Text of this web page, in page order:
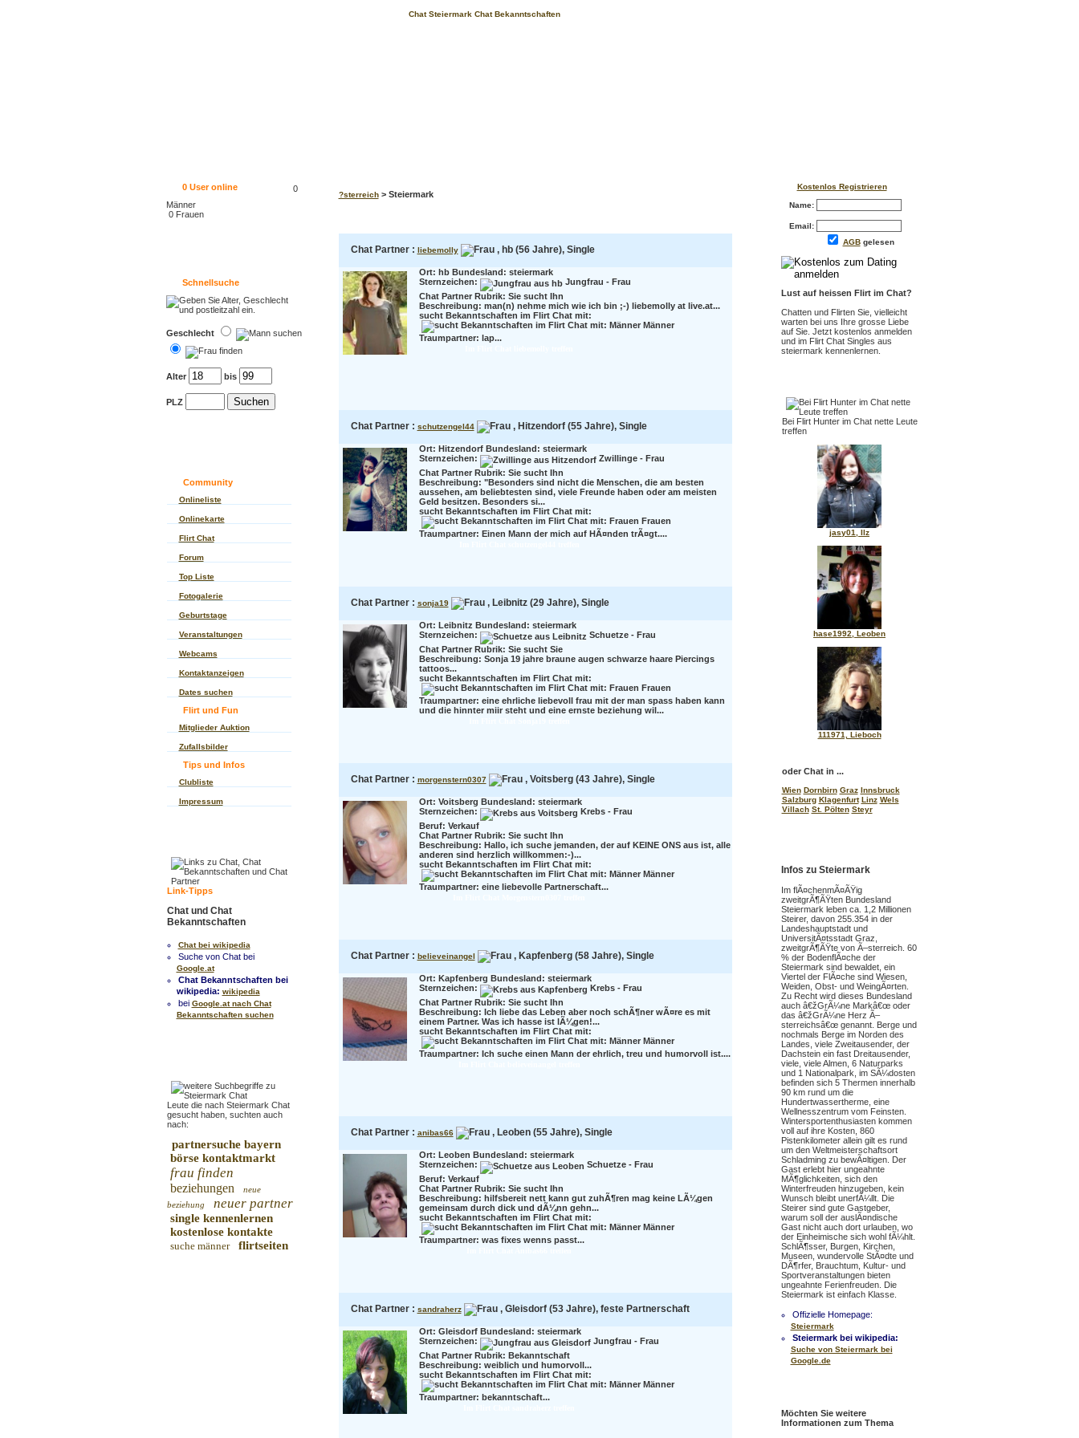
Chat Steiermark Chat Bekanntschaften
0User online
0
Männer
0 Frauen
Schnellsuche
Geschlecht
Alter bis
PLZ
Community
Onlineliste
Onlinekarte
Flirt Chat
Forum
Top Liste
Fotogalerie
Geburtstage
Veranstaltungen
Webcams
Kontaktanzeigen
Dates suchen
Flirt und Fun
Mitglieder Auktion
Zufallsbilder
Tips und Infos
Clubliste
Impressum
Link-Tipps
Chat und Chat
Bekanntschaften
Chat bei wikipedia
Suche von Chat bei
Google.at
Chat Bekanntschaften bei
wikipedia: wikipedia
bei Google.at nach Chat
Bekanntschaften suchen
Leute die nach Steiermark Chat
gesucht haben, suchten auch
nach:
partnersuche bayern
börse kontaktmarkt
frau finden
beziehungen
neue
beziehung
neuer partner
single kennenlernen
kostenlose kontakte
suche männer flirtseiten
Kostenlos Registrieren
Name:
Email:
AGBgelesen
Lust auf heissen Flirt im Chat?
Chatten und Flirten Sie, vielleicht
warten bei uns Ihre grosse Liebe
auf Sie. Jetzt kostenlos anmelden
und im Flirt Chat Singles aus
steiermark kennenlernen.
Bei Flirt Hunter im Chat nette Leute
treffen
jasy01, Ilz
hase1992, Leoben
111971, Lieboch
oder Chat in ...
Wien Dornbirn Graz Innsbruck
Salzburg Klagenfurt Linz Wels
Villach St. Pölten Steyr
Infos zu Steiermark
Im flÃ¤chenmÃ¤ÃŸig
zweitgrÃ¶ÃŸten Bundesland
Steiermark leben ca. 1,2 Millionen
Steirer, davon 255.354 in der
Landeshauptstadt und
UniversitÃ¤tsstadt Graz,
zweitgrÃ¶ÃŸte von Ã–sterreich. 60
% der BodenflÃ¤che der
Steiermark sind bewaldet, ein
Viertel der FlÃ¤che sind Wiesen,
Weiden, Obst- und WeingÃ¤rten.
Zu Recht wird dieses Bundesland
auch â€žGrÃ¼ne Markâ€œ oder
das â€žGrÃ¼ne Herz Ã–
sterreichsâ€œ genannt. Berge und
nochmals Berge im Norden des
Landes, viele Zweitausender, der
Dachstein ein fast Dreitausender,
viele, viele Almen, 6 Naturparks
und 1 Nationalpark, im SÃ¼dosten
befinden sich 5 Thermen innerhalb
90 km rund um die
Hundertwassertherme, eine
Wellnesszentrum vom Feinsten.
Wintersportenthusiasten kommen
voll auf ihre Kosten, 860
Pistenkilometer allein gilt es rund
um den Weltmeisterschaftsort
Schladming zu bewÃ¤ltigen. Der
Gast erlebt hier ungeahnte
MÃ¶glichkeiten, sich den
Winterfreuden hinzugeben, kein
Wunsch bleibt unerfÃ¼llt. Die
Steirer sind gute Gastgeber,
warum soll der auslÃ¤ndische
Gast nicht auch dort urlauben, wo
der Einheimische sich wohl fÃ¼hlt.
SchlÃ¶sser, Burgen, Kirchen,
Museen, wundervolle StÃ¤dte und
DÃ¶rfer, Brauchtum, Kultur- und
Sportveranstaltungen bieten
ungeahnte Ferienfreuden. Die
Steiermark ist einfach Klasse.
Offizielle Homepage:
Steiermark
Steiermark bei wikipedia:
Suche von Steiermark bei
Google.de
Möchten Sie weitere
Informationen zum Thema
?sterreich> Steiermark
Chat Partner : liebemolly , hb (56 Jahre), Single
Ort: hb Bundesland: steiermark
Sternzeichen:
Jungfrau - Frau
Chat Partner Rubrik: Sie sucht Ihn
Beschreibung: man(n) nehme mich wie ich bin ;-) liebemolly at live.at...
sucht Bekanntschaften im Flirt Chat mit:
Männer
Traumpartner: lap...
Chat Partner : schutzengel44 , Hitzendorf (55 Jahre), Single
Ort: Hitzendorf Bundesland: steiermark
Sternzeichen:
Zwillinge - Frau
Chat Partner Rubrik: Sie sucht Ihn
Beschreibung: "Besonders sind nicht die Menschen, die am besten
aussehen, am beliebtesten sind, viele Freunde haben oder am meisten
Geld besitzen. Besonders si...
sucht Bekanntschaften im Flirt Chat mit:
Frauen
Traumpartner: Einen Mann der mich auf HÃ¤nden trÃ¤gt....
Chat Partner : sonja19 , Leibnitz (29 Jahre), Single
Ort: Leibnitz Bundesland: steiermark
Sternzeichen:
Schuetze - Frau
Chat Partner Rubrik: Sie sucht Sie
Beschreibung: Sonja 19 jahre braune augen schwarze haare Piercings
tattoos...
sucht Bekanntschaften im Flirt Chat mit:
Frauen
Traumpartner: eine ehrliche liebevoll frau mit der man spass haben kann
und die hinnter miir steht und eine ernste beziehung wil...
Chat Partner : morgenstern0307 , Voitsberg (43 Jahre), Single
Ort: Voitsberg Bundesland: steiermark
Sternzeichen:
Krebs - Frau
Beruf: Verkauf
Chat Partner Rubrik: Sie sucht Ihn
Beschreibung: Hallo, ich suche jemanden, der auf KEINE ONS aus ist, alle
anderen sind herzlich willkommen:-)...
sucht Bekanntschaften im Flirt Chat mit:
Männer
Traumpartner: eine liebevolle Partnerschaft...
Chat Partner : believeinangel , Kapfenberg (58 Jahre), Single
Ort: Kapfenberg Bundesland: steiermark
Sternzeichen:
Krebs - Frau
Chat Partner Rubrik: Sie sucht Ihn
Beschreibung: Ich liebe das Leben aber noch schÃ¶ner wÃ¤re es mit
einem Partner. Was ich hasse ist lÃ¼gen!...
sucht Bekanntschaften im Flirt Chat mit:
Männer
Traumpartner: Ich suche einen Mann der ehrlich, treu und humorvoll ist....
Chat Partner : anibas66 , Leoben (55 Jahre), Single
Ort: Leoben Bundesland: steiermark
Sternzeichen:
Schuetze - Frau
Beruf: Verkauf
Chat Partner Rubrik: Sie sucht Ihn
Beschreibung: hilfsbereit nett kann gut zuhÃ¶ren mag keine LÃ¼gen
gemeinsam durch dick und dÃ¼nn gehn...
sucht Bekanntschaften im Flirt Chat mit:
Männer
Traumpartner: was fixes wenns passt...
Chat Partner : sandraherz , Gleisdorf (53 Jahre), feste Partnerschaft
Ort: Gleisdorf Bundesland: steiermark
Sternzeichen:
Jungfrau - Frau
Chat Partner Rubrik: Bekanntschaft
Beschreibung: weiblich und humorvoll...
sucht Bekanntschaften im Flirt Chat mit:
Männer
Traumpartner: bekanntschaft...